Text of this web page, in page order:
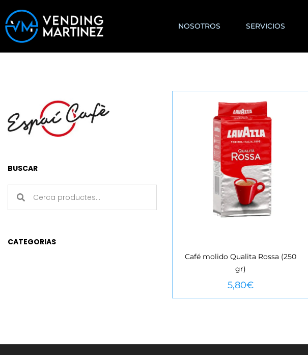
NOSOTROS SERVICIOS
BUSCAR
CATEGORIAS
VEURE MÉS
Café molido Qualita Rossa (250
gr)
5,80€